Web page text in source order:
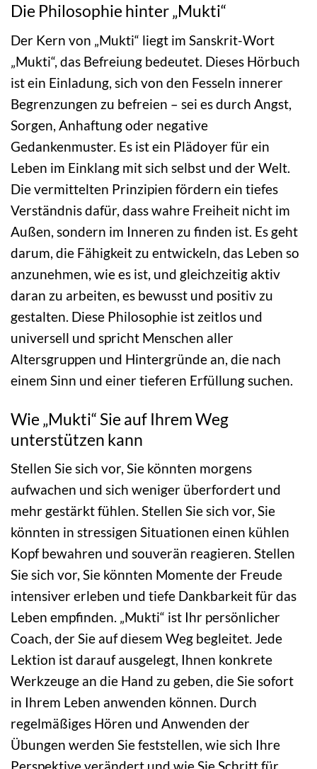
Die Philosophie hinter „Mukti“
Der Kern von „Mukti“ liegt im Sanskrit-Wort
„Mukti“, das Befreiung bedeutet. Dieses Hörbuch
ist ein Einladung, sich von den Fesseln innerer
Begrenzungen zu befreien – sei es durch Angst,
Sorgen, Anhaftung oder negative
Gedankenmuster. Es ist ein Plädoyer für ein
Leben im Einklang mit sich selbst und der Welt.
Die vermittelten Prinzipien fördern ein tiefes
Verständnis dafür, dass wahre Freiheit nicht im
Außen, sondern im Inneren zu finden ist. Es geht
darum, die Fähigkeit zu entwickeln, das Leben so
anzunehmen, wie es ist, und gleichzeitig aktiv
daran zu arbeiten, es bewusst und positiv zu
gestalten. Diese Philosophie ist zeitlos und
universell und spricht Menschen aller
Altersgruppen und Hintergründe an, die nach
einem Sinn und einer tieferen Erfüllung suchen.
Wie „Mukti“ Sie auf Ihrem Weg
unterstützen kann
Stellen Sie sich vor, Sie könnten morgens
aufwachen und sich weniger überfordert und
mehr gestärkt fühlen. Stellen Sie sich vor, Sie
könnten in stressigen Situationen einen kühlen
Kopf bewahren und souverän reagieren. Stellen
Sie sich vor, Sie könnten Momente der Freude
intensiver erleben und tiefe Dankbarkeit für das
Leben empfinden. „Mukti“ ist Ihr persönlicher
Coach, der Sie auf diesem Weg begleitet. Jede
Lektion ist darauf ausgelegt, Ihnen konkrete
Werkzeuge an die Hand zu geben, die Sie sofort
in Ihrem Leben anwenden können. Durch
regelmäßiges Hören und Anwenden der
Übungen werden Sie feststellen, wie sich Ihre